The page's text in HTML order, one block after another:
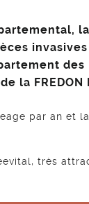
la FREDON
par an et
très